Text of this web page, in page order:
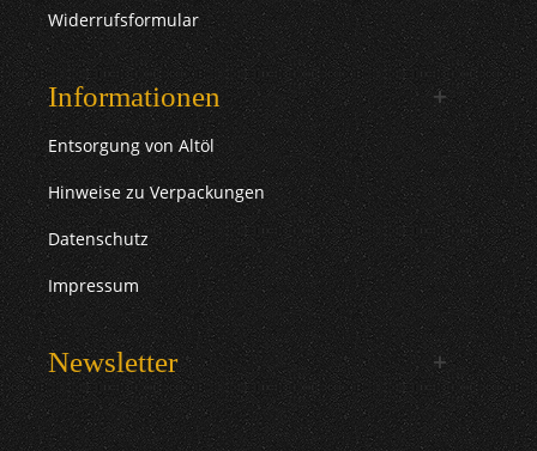
Widerrufsformular
Informationen
Entsorgung von Altöl
Hinweise zu Verpackungen
Datenschutz
Impressum
Newsletter